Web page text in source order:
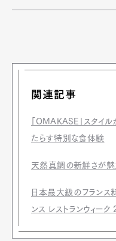
関連記事
「OMAKASE」スタイ
たらす特別な食体験
天然真鯛の新鮮さが魅
日本最大級のフランス
ンス レストランウィー